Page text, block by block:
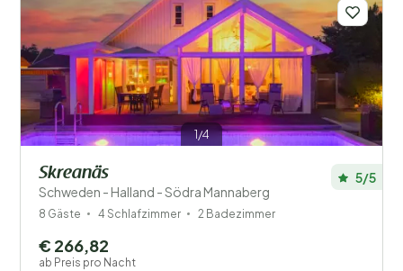
1/4
Skreanäs
Schweden - Halland - Södra Mannaberg
5/5
8 Gäste 4 Schlafzimmer 2 Badezimmer
€ 266,82
ab Preis pro Nacht